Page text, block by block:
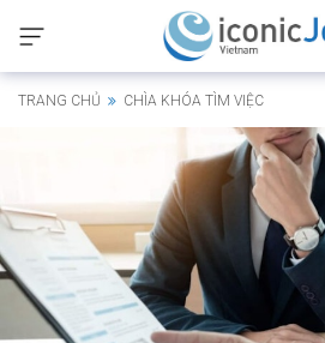
TRANG CHỦ CHÌA KHÓA TÌM VIỆC